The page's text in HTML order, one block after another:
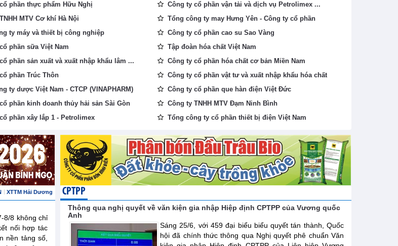
phần thực phẩm Hữu Nghị
MTV Cơ khí Hà Nội
ty máy và thiết bị công nghiệp
phần sữa Việt Nam
phần sản xuất và xuất nhập khẩu lâm ...
phần Trúc Thôn
ty dược Việt Nam - CTCP (VINAPHARM)
phần kinh doanh thủy hải sản Sài Gòn
phần xây lắp 1 - Petrolimex
Công ty cổ phần vận tải và dịch vụ Petrolimex ...
Tổng công ty may Hưng Yên - Công ty cổ phần
Công ty cổ phần cao su Sao Vàng
Tập đoàn hóa chất Việt Nam
Công ty cổ phần hóa chất cơ bản Miền Nam
Công ty cổ phần vật tư và xuất nhập khẩu hóa chất
Công ty cổ phần que hàn điện Việt Đức
Công ty TNHH MTV Đạm Ninh Bình
Tổng công ty cổ phần thiết bị điện Việt Nam
XTTM Hải Dương
8/8 không chỉ
nối hợp tác
nền tảng số,
CPTPP
Thông qua nghị quyết về văn kiện gia nhập Hiệp định CPTPP của Vương quốc
Anh
Sáng 25/6, với 459 đại biểu biểu quyết tán thành, Quốc
hội đã chính thức thông qua Nghị quyết phê chuẩn Văn